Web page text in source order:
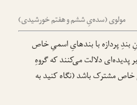
مولوی (سده‌یِ ششم و هفتم خورشیدی)
بندِ پردازه با بندهایِ اسمیِ خاص
پدیده‌ای دلالت می‌کنند که گروهِ
مشترک باشد (نگاه کنید به